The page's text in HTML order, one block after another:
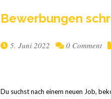
Bewer­bun­gen
5. Juni 2022 0 Comment
Du suchst nach einem neuen Job,